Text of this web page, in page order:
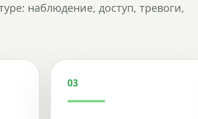
наблюдение, доступ, тревоги,
03